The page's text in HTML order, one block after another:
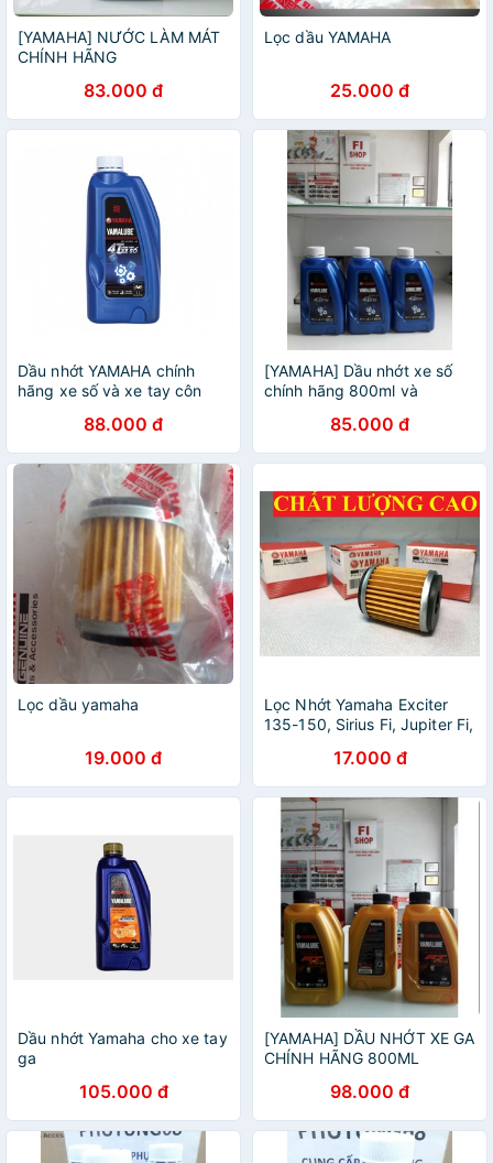
[YAMAHA] NƯỚC LÀM MÁT
CHÍNH HÃNG
83.000 đ
Lọc dầu YAMAHA
25.000 đ
Dầu nhớt YAMAHA chính
hãng xe số và xe tay côn
88.000 đ
[YAMAHA] Dầu nhớt xe số
chính hãng 800ml và
85.000 đ
Lọc dầu yamaha
19.000 đ
Lọc Nhớt Yamaha Exciter
135-150, Sirius Fi, Jupiter Fi,
17.000 đ
Dầu nhớt Yamaha cho xe tay
ga
105.000 đ
[YAMAHA] DẦU NHỚT XE GA
CHÍNH HÃNG 800ML
98.000 đ